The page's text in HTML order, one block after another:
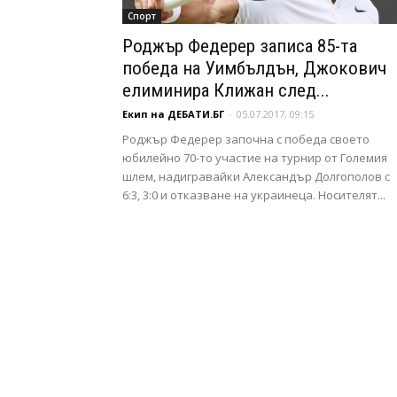
Спорт
Роджър Федерер записа 85-та
победа на Уимбълдън, Джокович
елиминира Клижан след...
Екип на ДЕБАТИ.БГ - 05.07.2017, 09:15
Роджър Федерер започна с победа своето
юбилейно 70-то участие на турнир от Големия
шлем, надигравайки Александър Долгополов с
6:3, 3:0 и отказване на украинеца. Носителят...